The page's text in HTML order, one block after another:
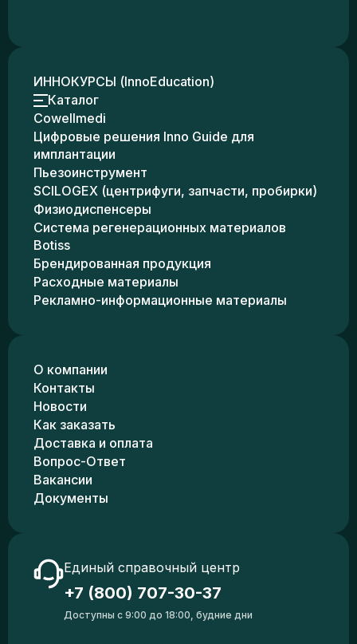
ИННОКУРСЫ (InnoEducation)
Каталог
Cowellmedi
Цифровые решения Inno Guide для
имплантации
Пьезоинструмент
SCILOGEX (центрифуги, запчасти, пробирки)
Физиодиспенсеры
Система регенерационных материалов
Botiss
Брендированная продукция
Расходные материалы
Рекламно-информационные материалы
О компании
Контакты
Новости
Как заказать
Доставка и оплата
Вопрос-Ответ
Вакансии
Документы
Единый справочный центр
+7 (800) 707-30-37
Доступны с 9:00 до 18:00, будние дни